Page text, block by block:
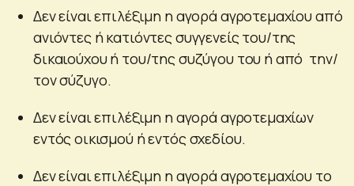
Δεν είναι επιλέξιμη η αγορά αγροτεμαχίου από
ανιόντες ή κατιόντες συγγενείς του/της
δικαιούχου ή του/της συζύγου του ή από την/
τον σύζυγο.
Δεν είναι επιλέξιμη η αγορά αγροτεμαχίων
εντός οικισμού ή εντός σχεδίου.
Δεν είναι επιλέξιμη η αγορά αγροτεμαχίου το